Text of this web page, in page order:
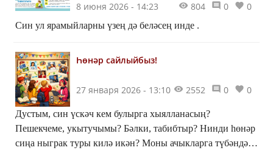
8 июня 2026 - 14:23 804 0 0
Син ул ярамыйларны үзең дә беләсең инде .
Һөнәр сайлыйбыз!
27 января 2026 - 13:10 2552 0 0
Дустым, син үскәч кем булырга хыялланасың?
Пешекчеме, укытучымы? Бәлки, табибтыр? Нинди һөнәр
сиңа ныграк туры килә икән? Моны ачыкларга түбәндәге